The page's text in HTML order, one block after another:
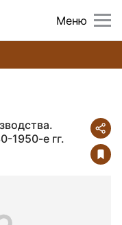
Меню
1950-е гг.